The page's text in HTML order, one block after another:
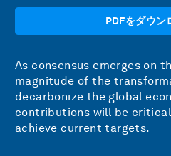
PDFをダウン
As consensus emerges on
magnitude of the
decarbonize the global
contributions will be
achieve current targets.